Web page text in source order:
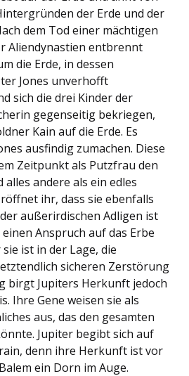
der Erde und der
dem Tod einer mächtigen
Aliendynastien entbrennt
die Erde, in dessen
Jones unverhofft
sich die drei Kinder der
gegenseitig bekriegen,
Kain auf die Erde. Es
ausfindig zumachen. Diese
Zeitpunkt als Putzfrau den
andere als ein edles
ihr, dass sie ebenfalls
außerirdischen Adligen ist
Anspruch auf das Erbe
ist in der Lage, die
sicheren Zerstörung
birgt Jupiters Herkunft jedoch
Ihre Gene weisen sie als
aus, das den gesamten
Jupiter begibt sich auf
denn ihre Herkunft ist vor
ein Dorn im Auge.